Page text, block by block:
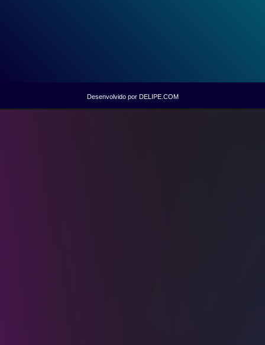
Desenvolvido por DELIPE.COM